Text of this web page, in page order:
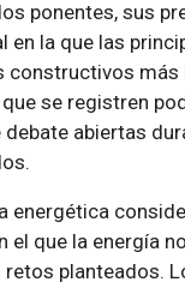
ponentes, sus
la que las
más
se registren
abiertas
energética
que la energía
planteados.